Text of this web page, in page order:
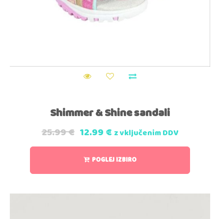
Shimmer & Shine sandali
25.99€ 12.99€ z vključenim DDV
POGLEJ IZBIRO